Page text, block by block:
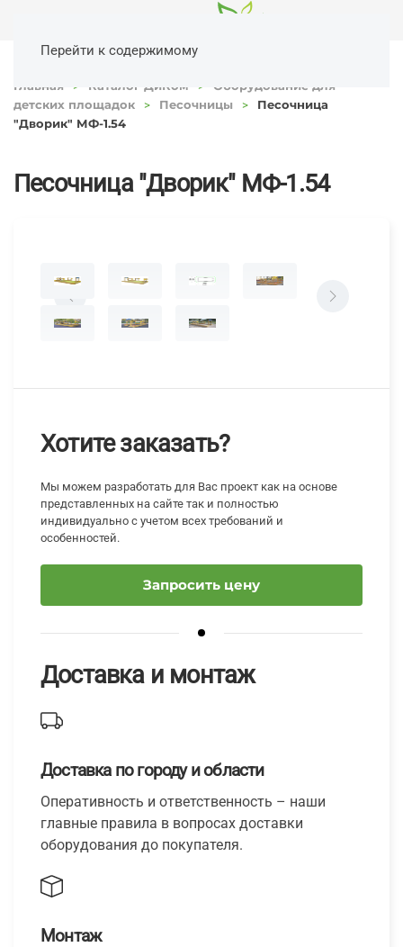
Перейти к содержимому
Главная Каталог ДиКом
Оборудование для
детских площадок
Песочницы
Песочница
"Дворик" МФ-1.54
Песочница "Дворик" МФ-1.54
Хотите заказать?
Мы можем разработать для Вас проект как на основе
представленных на сайте так и полностью
индивидуально с учетом всех требований и
особенностей.
Запросить цену
Доставка и монтаж
Доставка по городу и области
Оперативность и ответственность – наши
главные правила в вопросах доставки
оборудования до покупателя.
Монтаж